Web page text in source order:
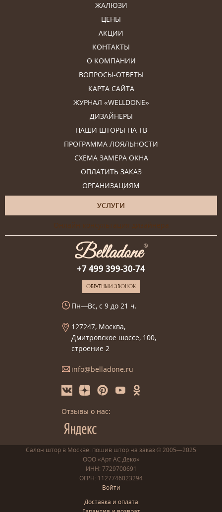
ЖАЛЮЗИ
ЦЕНЫ
АКЦИИ
КОНТАКТЫ
О КОМПАНИИ
ВОПРОСЫ-ОТВЕТЫ
КАРТА САЙТА
ЖУРНАЛ «WELLDONE»
ДИЗАЙНЕРЫ
НАШИ ШТОРЫ НА ТВ
ПРОГРАММА ЛОЯЛЬНОСТИ
СХЕМА ЗАМЕРА ОКНА
ОПЛАТИТЬ ЗАКАЗ
ОРГАНИЗАЦИЯМ
УСЛУГИ
Онлайн-консультация дизайнера
+7 499 399-30-74
ОБРАТНЫЙ ЗВОНОК
Пн—Вс, с 9 до 21 ч.
127247, Москва,
Дмитровское шоссе, 100,
строение 2
info@belladone.ru
Отзывы о нас:
Салон штор в Москве: пошив штор на заказ © 2005—2025
ООО «Арт АС Деко»
ИНН: 7729700691
ОГРН: 1127746023294
Войти
Доставка и оплата